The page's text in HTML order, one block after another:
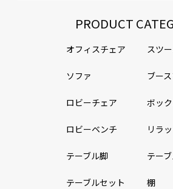
PRODUCT
オフィスチェア スツ
ソファ ブー
ロビーチェア ボッ
ロビーベンチ リラ
テーブル脚 テー
テーブルセット 棚